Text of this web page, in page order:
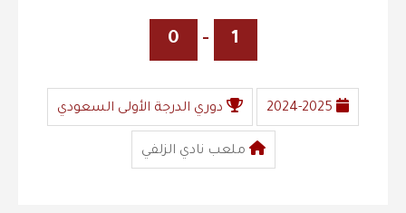
1
-
0
2024-2025 دوري الدرجة الأولى السعودي
ملعب نادي الزلفي